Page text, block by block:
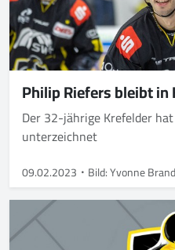
Philip Riefers bleibt in
Der 32-jährige Krefelder
unterzeichnet
09.02.2023 Bild: Yvonne